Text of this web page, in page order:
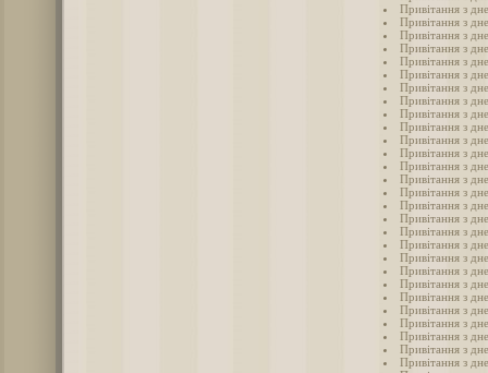
Привітання з
Привітання з
Привітання з
Привітання з
Привітання з
Привітання з
Привітання з
Привітання з
Привітання з
Привітання з
Привітання з
Привітання з
Привітання з
Привітання з
Привітання з
Привітання з
Привітання з
Привітання з
Привітання з
Привітання з
Привітання з
Привітання з
Привітання з
Привітання з
Привітання з
Привітання з
Привітання з
Привітання з